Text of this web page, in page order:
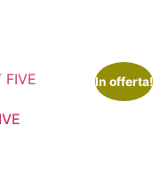
In offerta!